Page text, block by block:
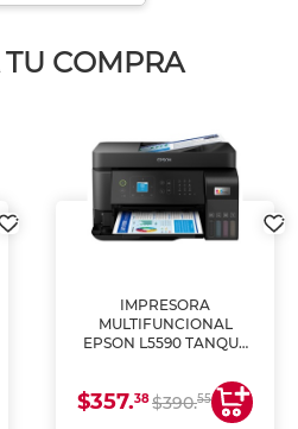
COMPRA
IMPRESORA
MULTIFUNCIONAL
EPSON L5590 TANQUE
COPIA Y ESCANEA)
$357.38$390.55